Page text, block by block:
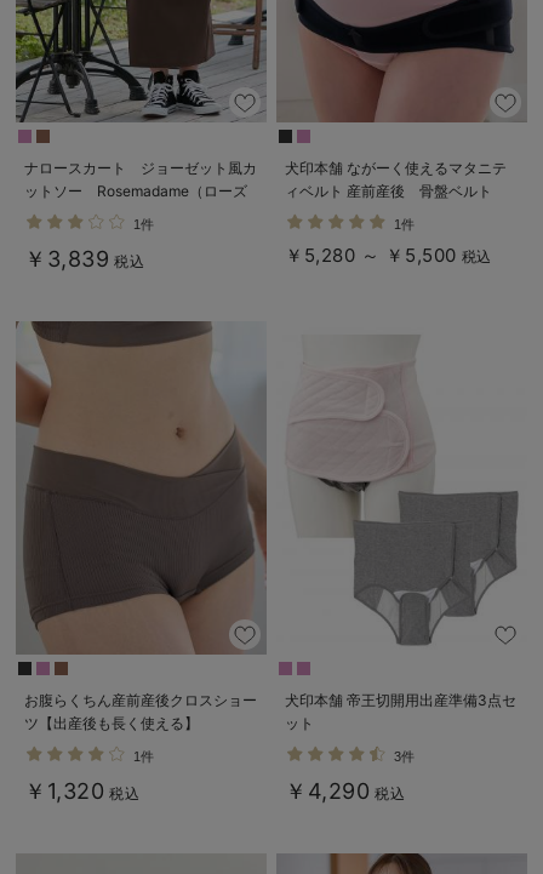
ナロースカート ジョーゼット風カ
ットソー Rosemadame（ローズ
マダム） マタニティ・産後
1件
￥3,839 税込
犬印本舗 ながーく使えるマタニテ
ィベルト 産前産後 骨盤ベルト
【出産後も長く使える】
1件
￥5,280 ～ ￥5,500 税込
お腹らくちん産前産後クロスショー
ツ【出産後も長く使える】
1件
￥1,320 税込
犬印本舗 帝王切開用出産準備3点セ
ット
3件
￥4,290 税込